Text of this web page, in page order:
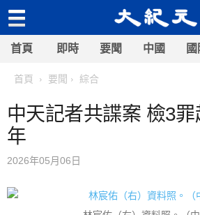
首頁 即時 要聞 中國
首頁 要聞 綜合
中天記者共諜案 檢3
年
2026年05月06日